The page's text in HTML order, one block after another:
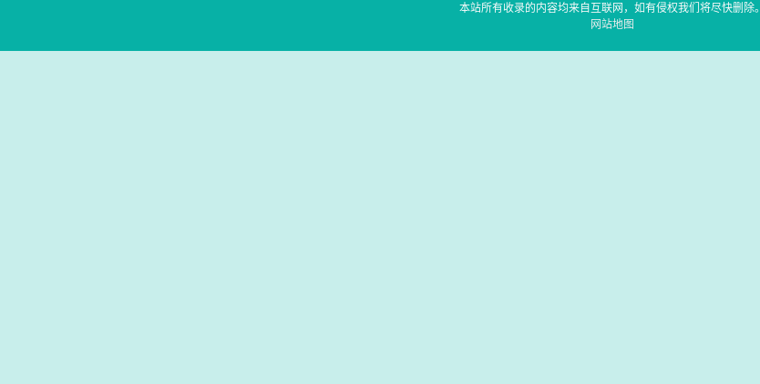
本站所有收录的内容均来自互联网，如有侵权我们将尽快删除。
网站地图